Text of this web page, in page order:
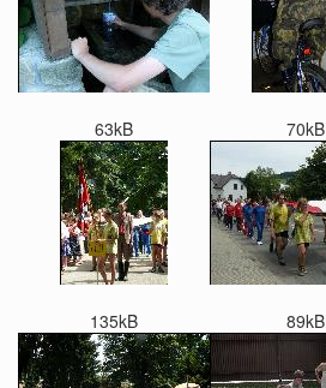
63kB 70kB
135kB 89kB